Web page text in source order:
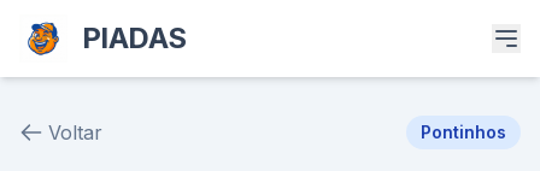
PIADAS
Voltar Pontinhos